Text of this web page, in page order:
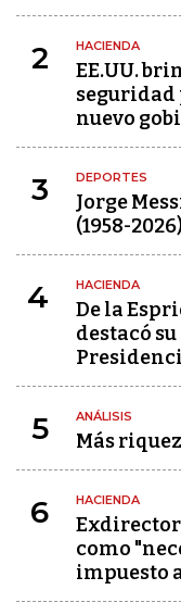
2 HACIENDA
EE.UU.
seguridad
nuevo
3 DEPORTES
Jorge
(1958-
4 HACIENDA
De la
destacó
5 ANÁLISIS
Más
6 HACIENDA
como
impuesto